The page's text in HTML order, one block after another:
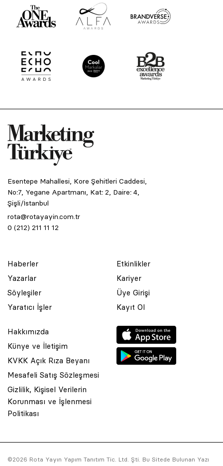
Esentepe Mahallesi, Kore Şehitleri Caddesi,
No:7, Yegane Apartmanı, Kat: 2, Daire: 4,
Şişli/İstanbul
rota@rotayayin.com.tr
0 (212) 211 11 12
Haberler
Yazarlar
Söyleşiler
Yaratıcı İşler
Etkinlikler
Kariyer
Üye Girişi
Kayıt Ol
Hakkımızda
Künye ve İletişim
KVKK Açık Rıza Beyanı
Mesafeli Satış Sözleşmesi
Gizlilik, Kişisel Verilerin
Korunması ve İşlenmesi
Politikası
©2026 Rota Yayın Yapım Tanıtım Tic. Ltd. Şti. Bu Sitede Bulunan Yazı
© 2001 Rota Yayın Yapım Tanıtım Tic. Ltd. Şti. Bu Sitede Bulunan
Asquared WordPress Agencytarafından tasarlanmış ve